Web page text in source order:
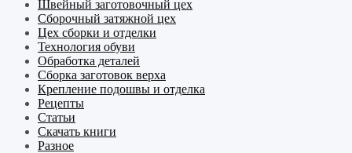
Швейный заготовочный цех
Сборочный затяжной цех
Цех сборки и отделки
Технология обуви
Обработка деталей
Сборка заготовок верха
Крепление подошвы и отделка
Рецепты
Статьи
Скачать книги
Разное